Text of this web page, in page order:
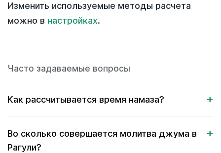
Изменить используемые методы расчета
можно в настройках.
Часто задаваемые вопросы
Как рассчитывается время намаза?
Во сколько совершается молитва джума в
Рагули?